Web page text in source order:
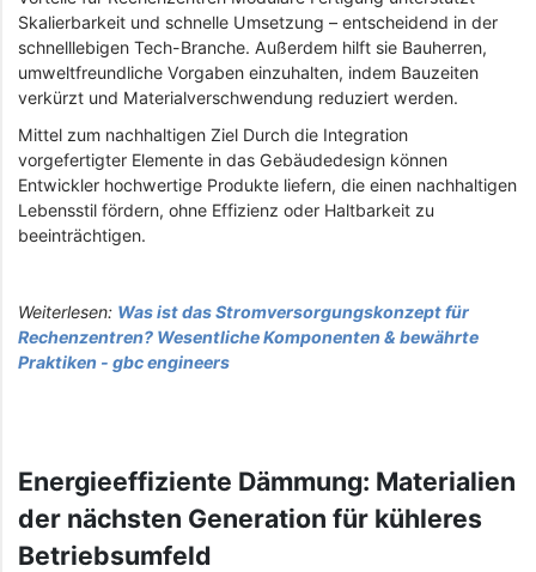
Skalierbarkeit und schnelle Umsetzung – entscheidend in der
schnelllebigen Tech-Branche. Außerdem hilft sie Bauherren,
umweltfreundliche Vorgaben einzuhalten, indem Bauzeiten
verkürzt und Materialverschwendung reduziert werden.
Mittel zum nachhaltigen Ziel Durch die Integration
vorgefertigter Elemente in das Gebäudedesign können
Entwickler hochwertige Produkte liefern, die einen nachhaltigen
Lebensstil fördern, ohne Effizienz oder Haltbarkeit zu
beeinträchtigen.
Weiterlesen: Was ist das Stromversorgungskonzept für
Rechenzentren? Wesentliche Komponenten & bewährte
Praktiken - gbc engineers
Energieeffiziente Dämmung: Materialien
der nächsten Generation für kühleres
Betriebsumfeld